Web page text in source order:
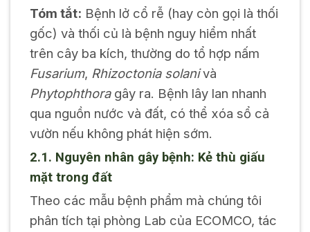
Tóm tắt: Bệnh lở cổ rễ (hay còn gọi là thối
gốc) và thối củ là bệnh nguy hiểm nhất
trên cây ba kích, thường do tổ hợp nấm
Fusarium, Rhizoctonia solanivà
Phytophthoragây ra. Bệnh lây lan nhanh
qua nguồn nước và đất, có thể xóa sổ cả
vườn nếu không phát hiện sớm.
2.1. Nguyên nhân gây bệnh: Kẻ thù giấu
mặt trong đất
Theo các mẫu bệnh phẩm mà chúng tôi
phân tích tại phòng Lab của ECOMCO, tác